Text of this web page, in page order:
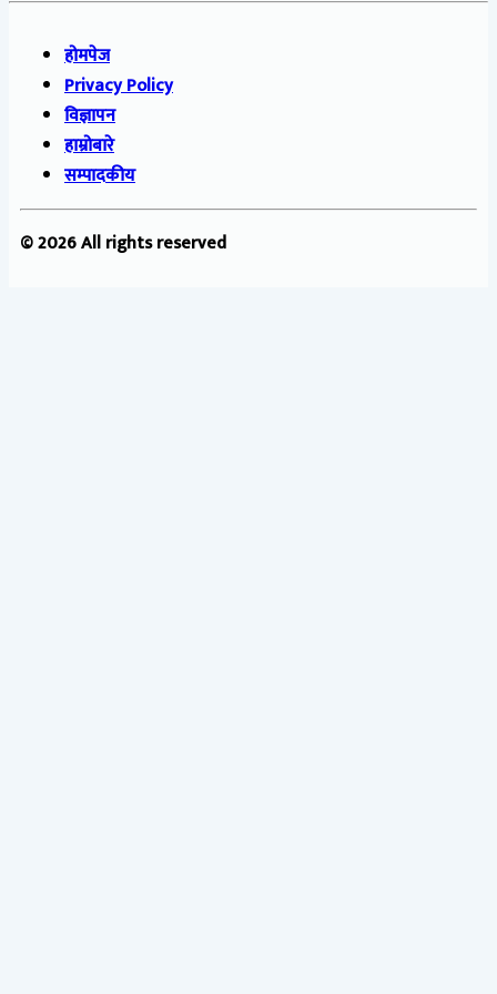
होमपेज
Privacy Policy
विज्ञापन
हाम्रोबारे
सम्पादकीय
© 2026 All rights reserved